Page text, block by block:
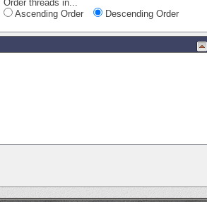
Order threads in...
Ascending Order
Descending Order